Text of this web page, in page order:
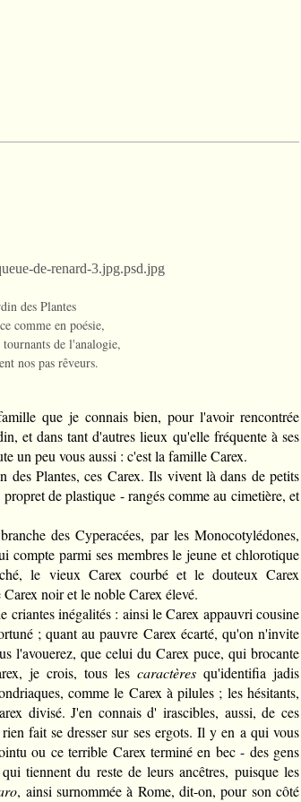
des Plantes
comme en poésie,
de l'analogie,
nos pas rêveurs.
que je connais bien, pour l'avoir rencontrée
et dans tant d'autres lieux qu'elle fréquente à ses
un peu vous aussi : c'est la famille Carex.
Plantes, ces Carex. Ils vivent là dans de petits
de plastique - rangés comme au cimetière, et
des Cyperacées, par les Monocotylédones,
compte parmi ses membres le jeune et chlorotique
le vieux Carex courbé et le douteux Carex
noir et le noble Carex élevé.
criantes inégalités : ainsi le Carex appauvri cousine
; quant au pauvre Carex écarté, qu'on n'invite
l'avouerez, que celui du Carex puce, qui brocante
je crois, tous les caractères qu'identifia jadis
comme le Carex à pilules ; les hésitants,
divisé. J'en connais d' irascibles, aussi, de ces
fait se dresser sur ses ergots. Il y en a qui vous
ou ce terrible Carex terminé en bec - des gens
tiennent du reste de leurs ancêtres, puisque les
, ainsi surnommée à Rome, dit-on, pour son côté